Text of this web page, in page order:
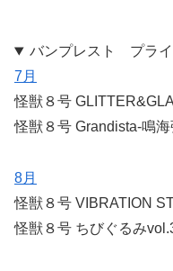
バンプレスト プラ
7月
怪獣８号
怪獣８号 Grandista-鳴海
8月
怪獣８号 VIBRATION
怪獣８号 ちびぐるみ